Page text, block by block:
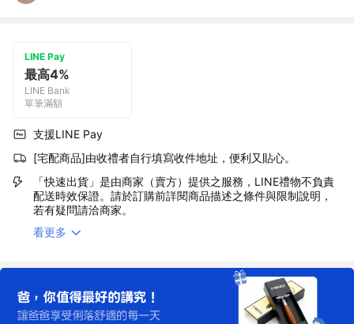
LINE Pay
最高4%
LINE Bank
單筆滿額
支援LINE Pay
[宅配商品]由收禮者自行填寫收件地址，便利又貼心。
「快速出貨」是由商家（賣方）提供之服務，LINE禮物不負責
配送時效保證。請於訂購前詳閱商品描述之條件與限制說明，
若有疑問請洽商家。
看更多